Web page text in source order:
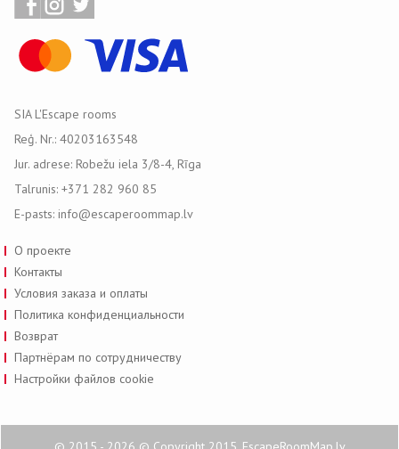
SIA L'Escape rooms
Reģ. Nr.: 40203163548
Jur. adrese: Robežu iela 3/8-4, Rīga
Talrunis: +371 282 960 85
E-pasts: info@escaperoommap.lv
О проекте
Контакты
Условия заказа и оплаты
Политика конфиденциальности
Возврат
Партнёрам по сотрудничеству
Настройки файлов cookie